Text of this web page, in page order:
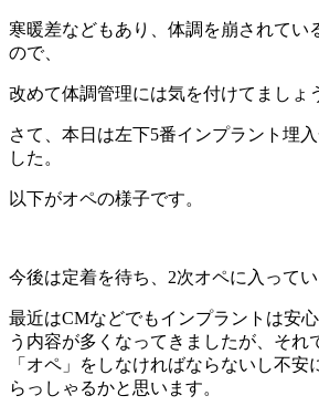
寒暖差などもあり、体調を崩されてい
ので、
改めて体調管理には気を付けてましょ
さて、本日は左下5番インプラント埋
した。
以下がオペの様子です。
今後は定着を待ち、2次オペに入ってい
最近はCMなどでもインプラントは安
う内容が多くなってきましたが、それ
「オペ」をしなければならないし不安
らっしゃるかと思います。